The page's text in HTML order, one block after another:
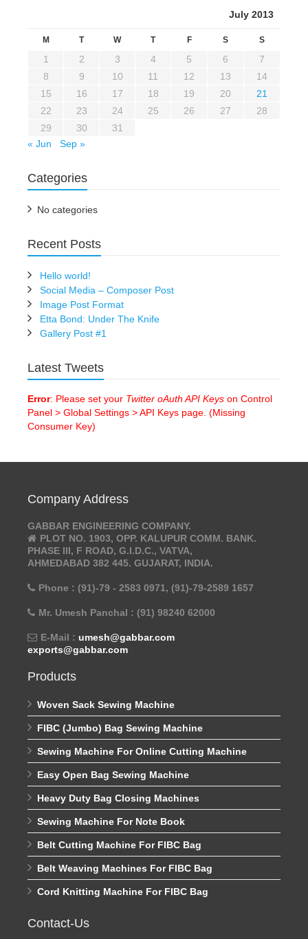
July 2013
M T W T F S S
1 2 3 4 5 6
7
8
9 10 11 12 13
14
15
16 17 18 19 20
21
22
23 24 25 26 27
28
29
30
31
« Jun
Sep »
Categories
No categories
Recent Posts
Hello world!
Social Media – Composer Post
Image Post Format
Etta Bond: Under The Knife
Gallery Post #1
Latest Tweets
Error: Please set your Twitter oAuth API Keys on Control
Panel > Global Settings > API Keys page. (Missing
Consumer Key)
Company Address
GABBAR ENGINEERING COMPANY.
PLOT NO. 1903, OPP. KALUPUR COMM. BANK.
PHASE III, F ROAD, G.I.D.C., VATVA,
AHMEDABAD 382 445. GUJARAT, INDIA.
Phone : (91)-79 - 2583 0971, (91)-79-2589 1657
Mr. Umesh Panchal : (91) 98240 62000
E-Mail : umesh@gabbar.com
exports@gabbar.com
Products
Woven Sack Sewing Machine
FIBC (Jumbo) Bag Sewing Machine
Sewing Machine For Online Cutting Machine
Easy Open Bag Sewing Machine
Heavy Duty Bag Closing Machines
Sewing Machine For Note Book
Belt Cutting Machine For FIBC Bag
Belt Weaving Machines For FIBC Bag
Cord Knitting Machine For FIBC Bag
Contact-Us